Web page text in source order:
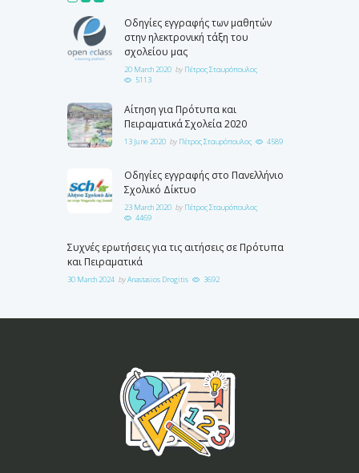
Οδηγίες εγγραφής των μαθητών
στην ηλεκτρονική τάξη του
σχολείου μας
20 March 2020 by Πέτρος Σταυρόπουλος
5113
Αίτηση για Πρότυπα και
Πειραματικά Σχολεία 2020
13 June 2020 by Πέτρος Σταυρόπουλος 4589
Οδηγίες εγγραφής στο Πανελλήνιο
Σχολικό Δίκτυο
23 March 2020 by Πέτρος Σταυρόπουλος
4469
Συχνές ερωτήσεις για τις αιτήσεις σε Πρότυπα
και Πειραματικά
30 March 2024 byAnastasios Drogitis 3692